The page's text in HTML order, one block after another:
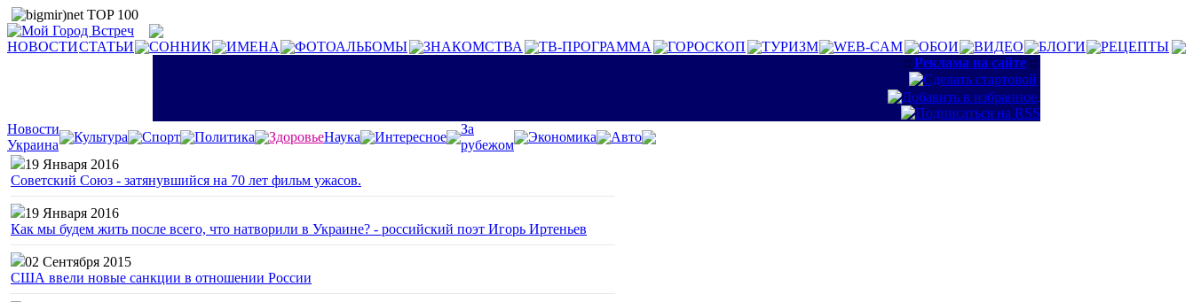
НОВОСТИСТАТЬИ СОННИК ИМЕНА ФОТОАЛЬБОМЫ ЗНАКОМСТВА ТВ-ПРОГРАММА ГОРОСКОП ТУРИЗМ WEB-CAM ОБОИ ВИДЕО БЛОГИ
РЕЦЕПТЫ
:: Реклама на сайте ::
Новости
Украина
Культура Спорт Политика ЗдоровьеНаука Интересное
За
рубежом
Экономика
Авто
19 Января 2016
Советский Союз - затянувшийся на 70 лет фильм ужасов.
19 Января 2016
Как мы будем жить после всего, что натворили в Украине? - российский поэт Игорь Иртеньев
02 Сентября 2015
США ввели новые санкции в отношении России